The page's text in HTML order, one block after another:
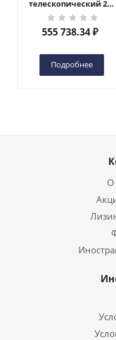
телескопический 200
кг 6 м TOR GTWY6-200S
DC 2-мачтовый
(автономный) (G) в
555 738.34₽
Подробнее
О